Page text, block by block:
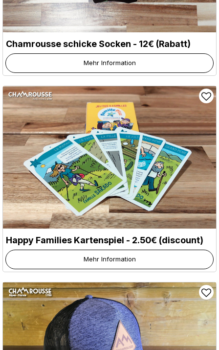
Chamrousse schicke Socken - 12€ (Rabatt)
Mehr Information
Happy Families Kartenspiel - 2.50€ (discount)
Mehr Information